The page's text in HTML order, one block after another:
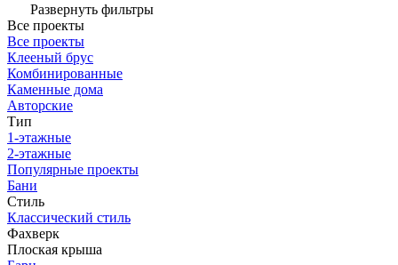
Развернуть фильтры
Все проекты
Все проекты
Клееный брус
Комбинированные
Каменные дома
Авторские
Тип
1-этажные
2-этажные
Популярные проекты
Бани
Стиль
Классический стиль
Фахверк
Плоская крыша